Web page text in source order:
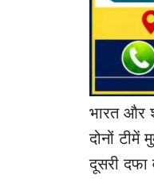
भारत और
दोनों टीमें
दूसरी दफा